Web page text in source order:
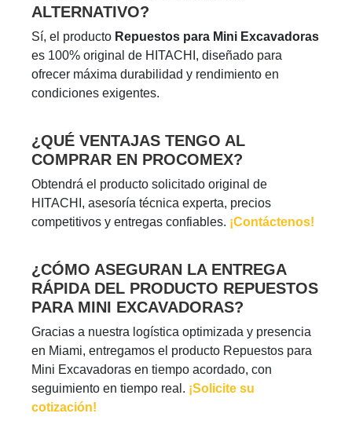
ALTERNATIVO?
Sí, el producto Repuestos para Mini Excavadoras
es 100% original de HITACHI, diseñado para
ofrecer máxima durabilidad y rendimiento en
condiciones exigentes.
¿QUÉ VENTAJAS TENGO AL
COMPRAR EN PROCOMEX?
Obtendrá el producto solicitado original de
HITACHI, asesoría técnica experta, precios
competitivos y entregas confiables. ¡Contáctenos!
¿CÓMO ASEGURAN LA ENTREGA
RÁPIDA DEL PRODUCTO REPUESTOS
PARA MINI EXCAVADORAS?
Gracias a nuestra logística optimizada y presencia
en Miami, entregamos el producto Repuestos para
Mini Excavadoras en tiempo acordado, con
seguimiento en tiempo real. ¡Solicite su
cotización!